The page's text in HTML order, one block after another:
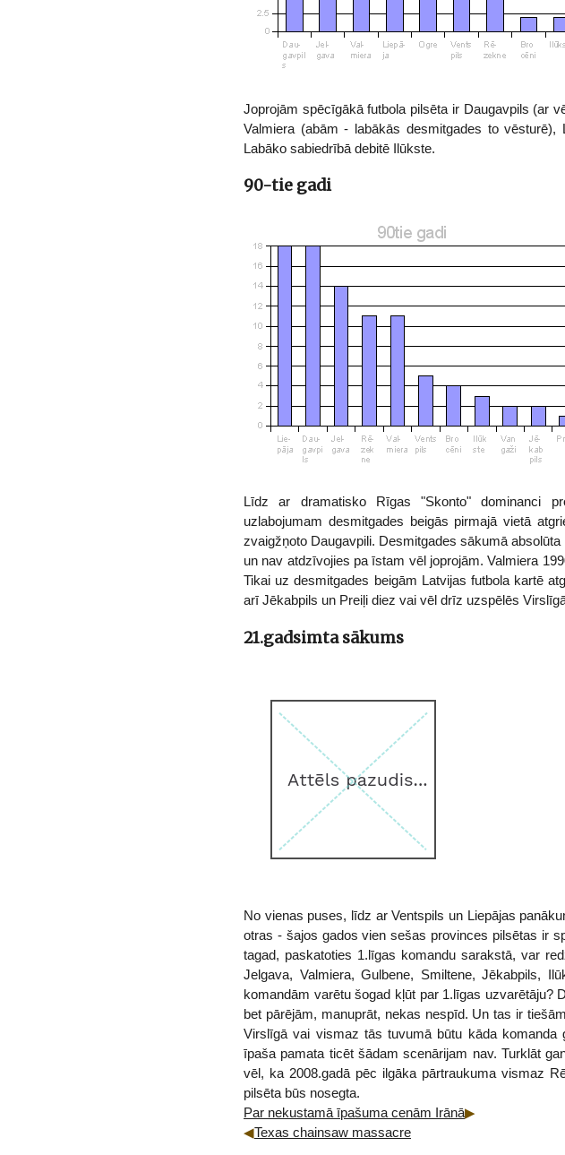
Joprojām spēcīgākā futbola pilsēta ir Daugavpils (ar
Valmiera (abām - labākās desmitgades to
Labāko sabiedrībā debitē Ilūkste.
90-tie gadi
Līdz ar dramatisko Rīgas "Skonto" dominanci
uzlabojumam desmitgades beigās pirmajā vietā
zvaigžņoto Daugavpili. Desmitgades sākumā
un nav atdzīvojies pa īstam vēl joprojām. Valmiera
Tikai uz desmitgades beigām Latvijas futbola kartē
arī Jēkabpils un Preiļi diez vai vēl drīz uzspēlēs
21.gadsimta sākums
No vienas puses, līdz ar Ventspils un Liepājas
otras - šajos gados vien sešas provinces pilsētas ir
tagad, paskatoties 1.līgas komandu sarakstā, var
Jelgava, Valmiera, Gulbene, Smiltene, Jēkabpils,
komandām varētu šogad kļūt par 1.līgas uzvarētāju?
bet pārējām, manuprāt, nekas nespīd. Un tas ir
Virslīgā vai vismaz tās tuvumā būtu kāda
īpaša pamata ticēt šādam scenārijam nav. Turklāt
vēl, ka 2008.gadā pēc ilgāka pārtraukuma vismaz
pilsēta būs nosegta.
Par nekustamā īpašuma cenām Irānā
Texas chainsaw massacre